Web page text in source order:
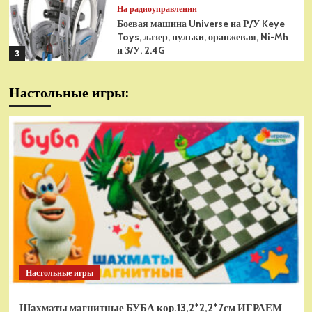
3
На радиоуправлении
Боевая машина Universe на Р/У Keye
Toys, лазер, пульки, оранжевая, Ni-Mh
и З/У, 2.4G
Радиоуправляемая модель
(HN1586)
На радиоуправлении
Р/У танк Taigen 1/16
Panzerkampfwagen III (Германия) HC
(для ИК танкового боя) V3 2.4G RTR,
TG3848-1HC-IR3.0
1
На радиоуправлении
Радиоуправляемый танк Torro
Sturmtiger Panzer 1к16
(TR1111700300)
Настольные игры:
Настольные игры
Шахматы магнитные БУБА кор.13,2*2,2*7см ИГРАЕМ